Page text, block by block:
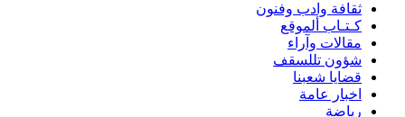
ثقافة وادب وفنون
كـتـاب ألموقع
مقالات وآراء
شؤون تللسقف
قضايا شعبنا
اخبار عامة
رياضة